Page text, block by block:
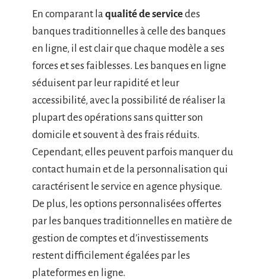
En comparant la qualité de servicedes
banques traditionnelles à celle des banques
en ligne, il est clair que chaque modèle a ses
forces et ses faiblesses. Les banques en ligne
séduisent par leur rapidité et leur
accessibilité, avec la possibilité de réaliser la
plupart des opérations sans quitter son
domicile et souvent à des frais réduits.
Cependant, elles peuvent parfois manquer du
contact humain et de la personnalisation qui
caractérisent le service en agence physique.
De plus, les options personnalisées offertes
par les banques traditionnelles en matière de
gestion de comptes et d’investissements
restent difficilement égalées par les
plateformes en ligne.